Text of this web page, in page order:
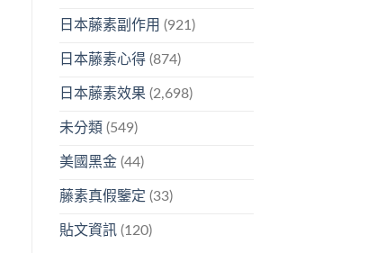
日本藤素副作用 (921)
日本藤素心得(874)
日本藤素效果 (2,698)
未分類 (549)
美國黑金(44)
藤素真假鑒定 (33)
貼文資訊(120)